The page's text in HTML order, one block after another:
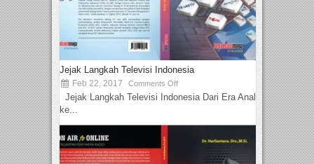
Jejak Langkah Televisi Indonesia
Feb 22, 2017 Comments Off
Jejak Langkah Televisi Indonesia Dari Era Analog
ke...